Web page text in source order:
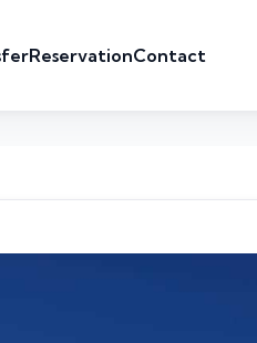
ReservationContact